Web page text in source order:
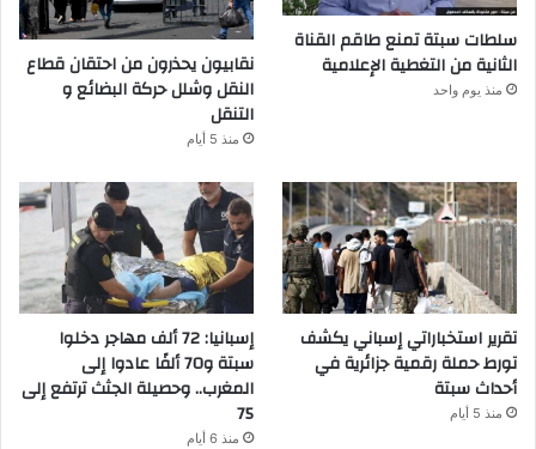
سلطات سبتة تمنع طاقم القناة
الثانية من التغطية الإعلامية
منذ يوم واحد
نقابيون يحذرون من احتقان قطاع
النقل وشلل حركة البضائع و
التنقل
منذ 5 أيام
تقرير استخباراتي إسباني يكشف
تورط حملة رقمية جزائرية في
أحداث سبتة
منذ 5 أيام
إسبانيا: 72 ألف مهاجر دخلوا
سبتة و70 ألفًا عادوا إلى
المغرب.. وحصيلة الجثث ترتفع إلى
75
منذ 6 أيام